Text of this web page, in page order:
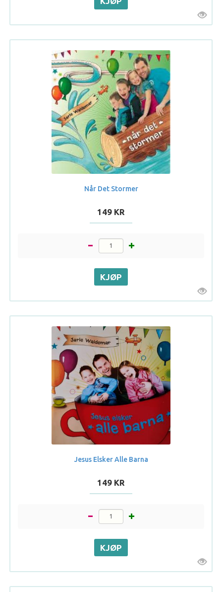
Når Det Stormer
149 KR
Jesus Elsker Alle Barna
149 KR